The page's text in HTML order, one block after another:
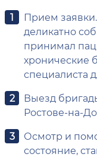
Прием
деликатно
принимал
хронические
специалиста
Выезд
Ростове-на-
Осмотр и
состояние,